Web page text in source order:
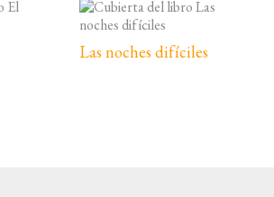
Las noches difíciles